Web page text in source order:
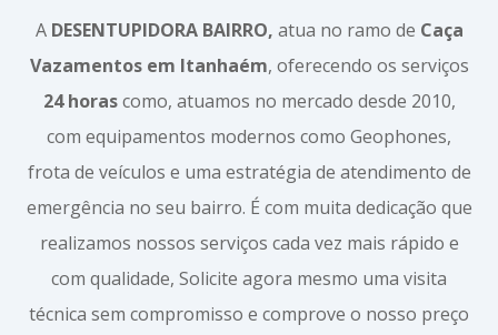
A DESENTUPIDORA BAIRRO, atua no ramo de Caça
Vazamentos em Itanhaém, oferecendo os serviços
24 horascomo, atuamos no mercado desde 2010,
com equipamentos modernos como Geophones,
frota de veículos e uma estratégia de atendimento de
emergência no seu bairro. É com muita dedicação que
realizamos nossos serviços cada vez mais rápido e
com qualidade, Solicite agora mesmo uma visita
técnica sem compromisso e comprove o nosso preço